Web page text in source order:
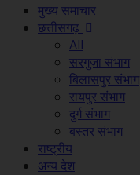
मुख्य समाचार
छत्तीसगढ़
All
सरगुजा संभाग
बिलासपुर संभाग
रायपुर संभाग
दुर्ग संभाग
बस्तर संभाग
राष्ट्रीय
अन्य देश